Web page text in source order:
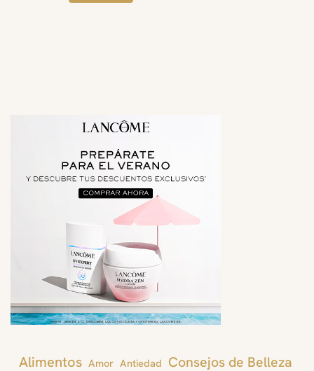
Alimentos Amor Antiedad Consejos de Belleza